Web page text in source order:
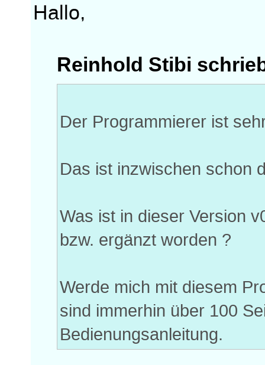
Hallo,
Reinhold Stibi
Der Programmierer ist
Das ist inzwischen schon
Was ist in dieser Version
bzw. ergänzt worden ?
Werde mich mit diesem
sind immerhin über 100
Bedienungsanleitung.